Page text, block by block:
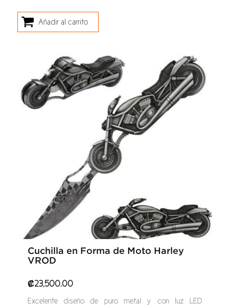
Añadir al carrito
Cuchilla en Forma de Moto Harley
VROD
₡23,500.00
Excelente diseño de puro metal y con luz LED